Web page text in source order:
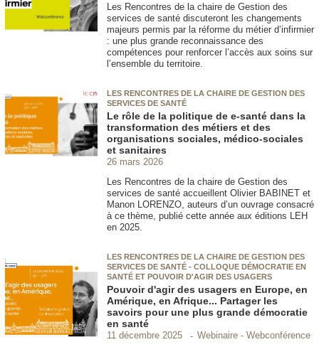
Les Rencontres de la chaire de Gestion des
services de santé discuteront les changements
majeurs permis par la réforme du métier d’infirmier
: une plus grande reconnaissance des
compétences pour renforcer l’accès aux soins sur
l’ensemble du territoire.
LES RENCONTRES DE LA CHAIRE DE GESTION DES
SERVICES DE SANTÉ
Le rôle de la politique de e-santé dans la
transformation des métiers et des
organisations sociales, médico-sociales
et sanitaires
26 mars 2026
Les Rencontres de la chaire de Gestion des
services de santé accueillent Olivier BABINET et
Manon LORENZO, auteurs d’un ouvrage consacré
à ce thème, publié cette année aux éditions LEH
en 2025.
LES RENCONTRES DE LA CHAIRE DE GESTION DES
SERVICES DE SANTÉ - COLLOQUE DÉMOCRATIE EN
SANTÉ ET POUVOIR D'AGIR DES USAGERS
Pouvoir d'agir des usagers en Europe, en
Amérique, en Afrique... Partager les
savoirs pour une plus grande démocratie
en santé
11 décembre 2025
Webinaire - Webconférence